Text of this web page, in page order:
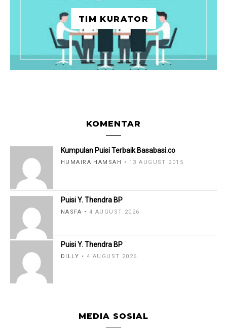
TIM KURATOR
KOMENTAR
Kumpulan Puisi Terbaik Basabasi.co
HUMAIRA HAMSAH 13 AUGUST 2015
Puisi Y. Thendra BP
NASFA 4 AUGUST 2026
Puisi Y. Thendra BP
DILLY 4 AUGUST 2026
MEDIA SOSIAL